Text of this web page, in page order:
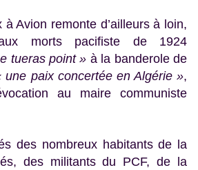
Avion remonte d’ailleurs à loin,
morts pacifiste de 1924
tueras point » à la banderole de
une paix concertée en Algérie »,
au maire communiste
des nombreux habitants de la
des militants du PCF, de la